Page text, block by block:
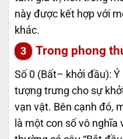
này được kết hợp với
khác.
Trong phong
Số 0 (Bất– khởi đầu):
tượng trưng cho sự
vạn vật. Bên cạnh đó,
là một con số vô